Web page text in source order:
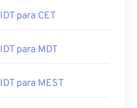
IDT para CET
IDT para MDT
IDT para MEST